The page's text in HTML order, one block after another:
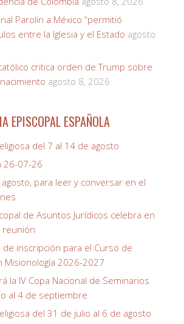
Parolin a México “permitió
entre la Iglesia y el Estado agosto
critica orden de Trump sobre
agosto 8, 2026
EPISCOPAL ESPAÑOLA
del 7 al 14 de agosto
26-07-26
para leer y conversar en el
de Asuntos Jurídicos celebra en
reunión
inscripción para el Curso de
Misionología 2026-2027
la IV Copa Nacional de Seminarios
al 4 de septiembre
del 31 de julio al 6 de agosto